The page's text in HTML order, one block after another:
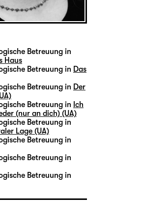
Betreuung in
Haus
Betreuung in Das
Betreuung in Der
Betreuung in Ich
(nur an dich) (UA)
Betreuung in
Lage (UA)
Betreuung in
Betreuung in
Betreuung in